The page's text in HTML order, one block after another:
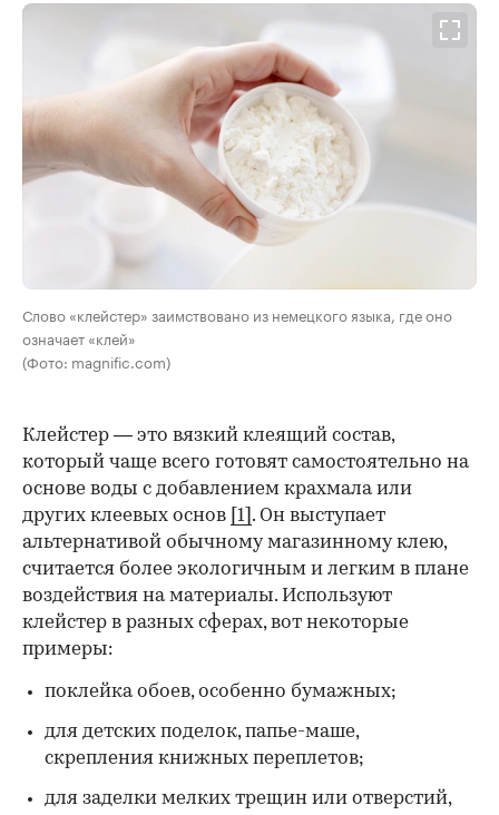
Слово «клейстер» заимствовано из немецкого языка, где оно
означает «клей»
(Фото: magnific.com)
00:00 / 00:00
Клейстер — это вязкий клеящий состав,
который чаще всего готовят самостоятельно на
основе воды с добавлением крахмала или
других клеевых основ [1] . Он выступает
альтернативой обычному магазинному клею,
считается более экологичным и легким в плане
воздействия на материалы. Используют
клейстер в разных сферах, вот некоторые
примеры:
поклейка обоев, особенно бумажных;
для детских поделок, папье-маше,
скрепления книжных переплетов;
для заделки мелких трещин или отверстий,